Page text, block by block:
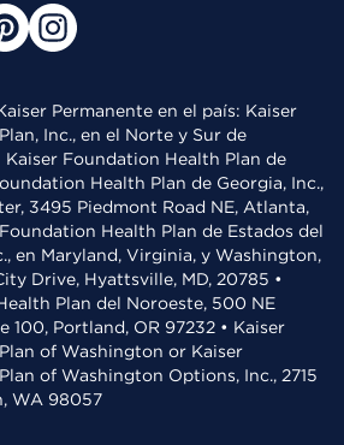
Permanente en el país: Kaiser
Inc., en el Norte y Sur de
Kaiser Foundation Health Plan de
Health Plan de Georgia, Inc.,
3495 Piedmont Road NE, Atlanta,
Health Plan de Estados del
en Maryland, Virginia, y Washington,
Drive, Hyattsville, MD, 20785 •
Plan del Noroeste, 500 NE
100, Portland, OR 97232 • Kaiser
of Washington or Kaiser
of Washington Options, Inc., 2715
WA 98057